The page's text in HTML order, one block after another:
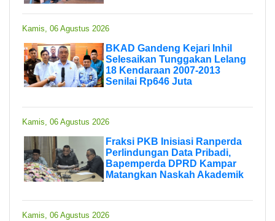
Kamis, 06 Agustus 2026
BKAD Gandeng Kejari Inhil
Selesaikan Tunggakan Lelang
18 Kendaraan 2007-2013
Senilai Rp646 Juta
Kamis, 06 Agustus 2026
Fraksi PKB Inisiasi Ranperda
Perlindungan Data Pribadi,
Bapemperda DPRD Kampar
Matangkan Naskah Akademik
Kamis, 06 Agustus 2026